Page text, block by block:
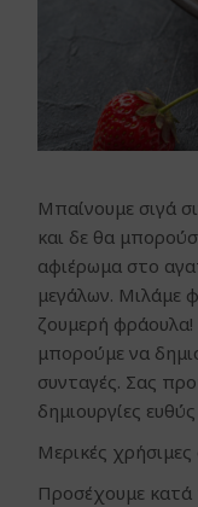
Μπαίνουμε σιγά
και δε θα
αφιέρωμα στο
μεγάλων. Μιλάμε
ζουμερή
μπορούμε να
συνταγές. Σας
δημιουργίες
Μερικές
Προσέχουμε κατά